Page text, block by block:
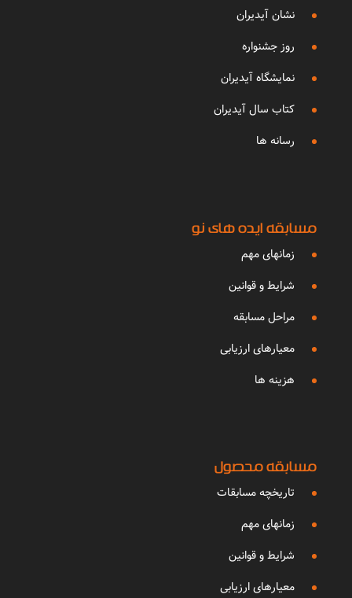
نشان آیدیران
روز جشنواره
نمایشگاه آیدیران
کتاب سال آیدیران
رسانه ها
مسابقه ایده های نو
زمانهای مهم
شرایط و قوانین
مراحل مسابقه
معیارهای ارزیابی
هزینه ها
مسابقه محصول
تاریخچه مسابقات
زمانهای مهم
شرایط و قوانین
معیارهای ارزیابی